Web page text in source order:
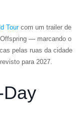
Tourcom um trailer de
— marcando o
pelas ruas da cidade
para 2027.